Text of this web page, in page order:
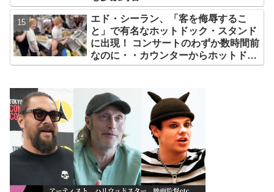
エド・シーラン、「客を侮辱するこ
と」で有名なホットドック・スタンド
に出現！ コンサートのわずか数時間前
なのに・・カウンターからホットドッ
クを提供、ファンは大興奮［写真あ